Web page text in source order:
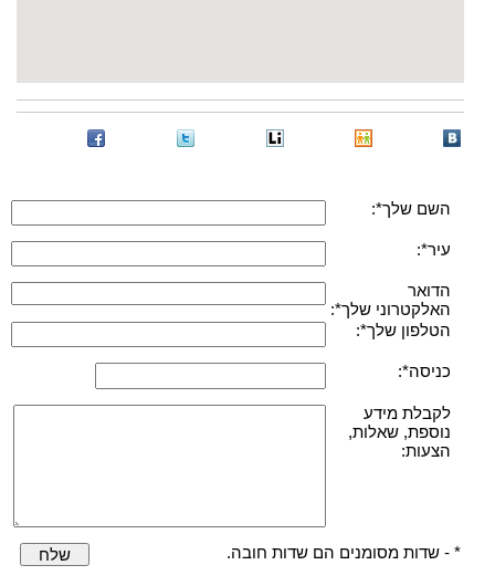
השם שלך*:
עיר*:
הדואר
האלקטרוני שלך*:
הטלפון שלך*:
כניסה*:
לקבלת מידע
נוספת, שאלות,
הצעות:
* - שדות מסומנים הם שדות חובה. שלח